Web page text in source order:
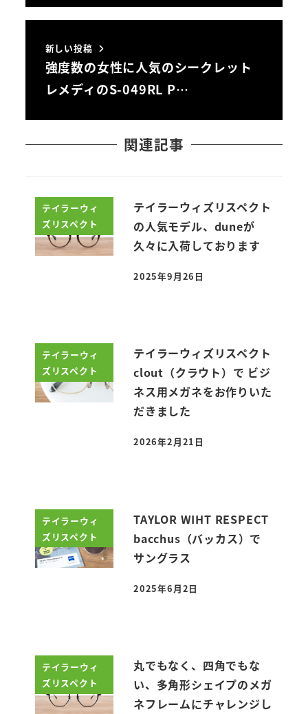
新しい投稿
強度数の女性に人気のシークレット
レメディのS-049RL P…
関連記事
テイラーウィ
ズリスペクト
テイラーウィズリスペクト
の人気モデル、duneが
久々に入荷しております
投稿日
2025年9月26日
テイラーウィ
ズリスペクト
テイラーウィズリスペクト
clout（クラウト）で ビジ
ネス用メガネをお作りいた
だきました
投稿日
2026年2月21日
テイラーウィ
ズリスペクト
TAYLOR WIHT RESPECT
bacchus（バッカス）で
サングラス
投稿日
2025年6月2日
テイラーウィ
ズリスペクト
丸でもなく、四角でもな
い、多角形シェイプのメガ
ネフレームにチャレンジし